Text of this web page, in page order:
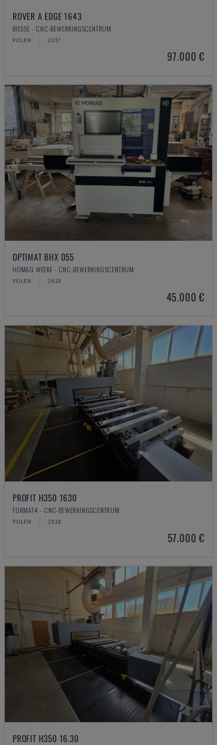
ROVER A EDGE 1643
BIESSE - CNC-BEWERKINGSCENTRUM
POLEN 2017
97.000 €
OPTIMAT BHX 055
HOMAG WEEKE - CNC-BEWERKINGSCENTRUM
POLEN 2018
45.000 €
PROFIT H350 1630
FORMAT4 - CNC-BEWERKINGSCENTRUM
POLEN 2018
57.000 €
PROFIT H350 16.30